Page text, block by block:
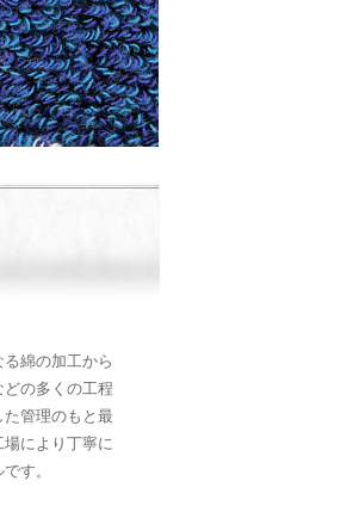
綿の加工から
の多くの工程
管理のもと最
により丁寧に
す。